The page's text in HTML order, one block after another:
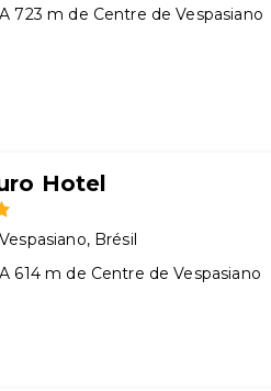
A 723 m de Centre de Vespasiano
Hotel
Vespasiano, Brésil
A 614 m de Centre de Vespasiano